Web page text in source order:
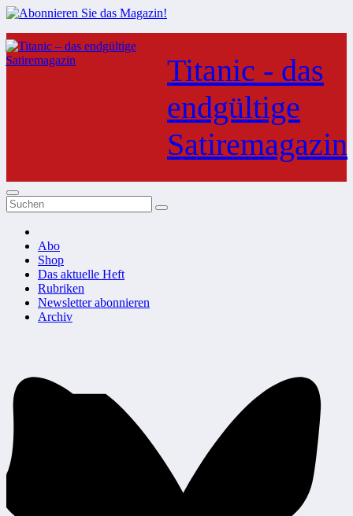
Zum
Inhalt
springen
Titanic - das
endgültige
Satiremagazin
Abo
Shop
Das aktuelle Heft
Rubriken
Newsletter abonnieren
Archiv